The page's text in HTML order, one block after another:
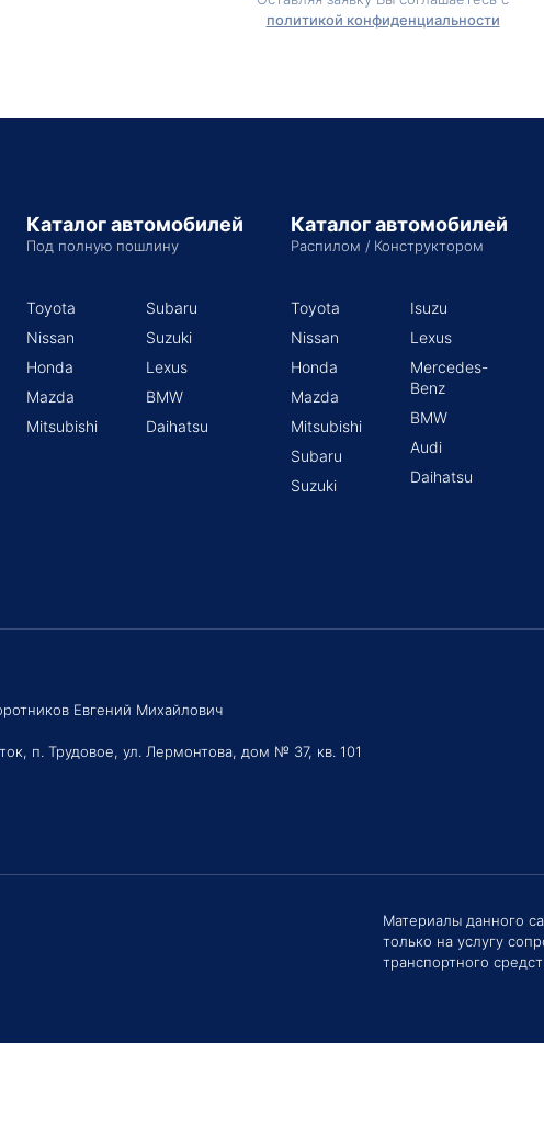
политикой конфиденциальности
Каталог автомобилей
Под полную пошлину
Toyota
Nissan
Honda
Mazda
Mitsubishi
Subaru
Suzuki
Lexus
BMW
Daihatsu
Каталог автомобилей
Распилом / Конструктором
Toyota
Nissan
Honda
Mazda
Mitsubishi
Subaru
Suzuki
Isuzu
Lexus
Mercedes-
Benz
BMW
Audi
Daihatsu
Евгений Михайлович
п. Трудовое, ул. Лермонтова, дом № 37, кв. 101
Материалы данного
только на услугу
транспортного